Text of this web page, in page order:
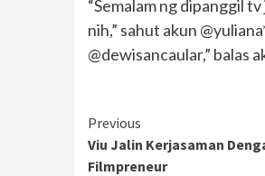
“Semalam ng dipanggil
nih,” sahut akun
@dewisancaular,” balas
Continue
Reading
Previous
Viu Jalin Kerjasaman
Filmpreneur